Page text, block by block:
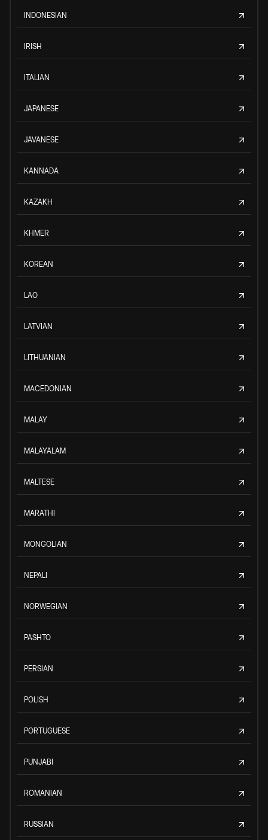
INDONESIAN
IRISH
ITALIAN
JAPANESE
JAVANESE
KANNADA
KAZAKH
KHMER
KOREAN
LAO
LATVIAN
LITHUANIAN
MACEDONIAN
MALAY
MALAYALAM
MALTESE
MARATHI
MONGOLIAN
NEPALI
NORWEGIAN
PASHTO
PERSIAN
POLISH
PORTUGUESE
PUNJABI
ROMANIAN
RUSSIAN